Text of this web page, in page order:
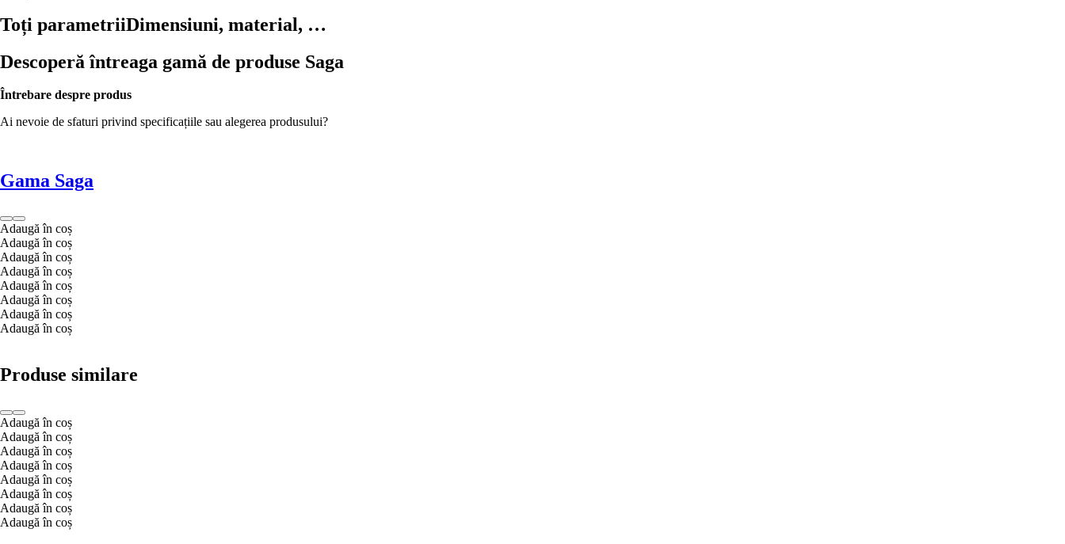
Toți parametriiDimensiuni, material, …
Descoperă întreaga gamă de produse Saga
Întrebare despre produs
Ai nevoie de sfaturi privind specificațiile sau alegerea produsului?
Gama Saga
Adaugă în coș
Adaugă în coș
Adaugă în coș
Adaugă în coș
Adaugă în coș
Adaugă în coș
Adaugă în coș
Adaugă în coș
Produse similare
Adaugă în coș
Adaugă în coș
Adaugă în coș
Adaugă în coș
Adaugă în coș
Adaugă în coș
Adaugă în coș
Adaugă în coș